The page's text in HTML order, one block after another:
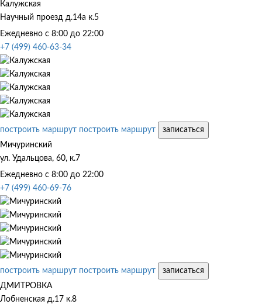
Калужская
Научный проезд д.14а к.5
Ежедневно с 8:00 до 22:00
+7 (499) 460-63-34
построить маршрут построить маршрут
записаться
Мичуринский
ул. Удальцова, 60, к.7
Ежедневно с 8:00 до 22:00
+7 (499) 460-69-76
построить маршрут построить маршрут
записаться
ДМИТРОВКА
Лобненская д.17 к.8